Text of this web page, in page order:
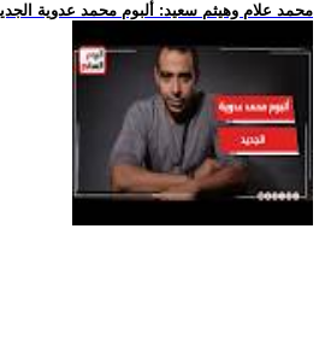
.. محمد علام وهيثم سعيد: ألبوم محمد عدوية